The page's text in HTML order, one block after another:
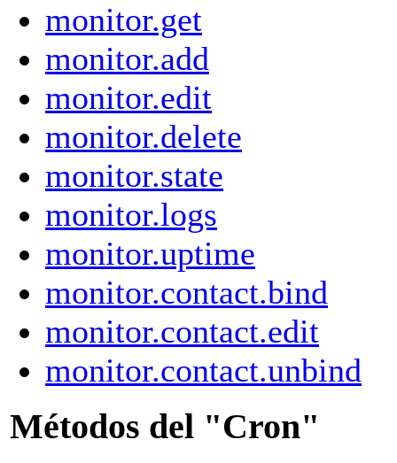
monitor.get
monitor.add
monitor.edit
monitor.delete
monitor.state
monitor.logs
monitor.uptime
monitor.contact.bind
monitor.contact.edit
monitor.contact.unbind
Métodos del "Cron"